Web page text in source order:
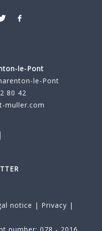
le-Pont
le-Pont
80 42
muller.com
notice | Privacy |